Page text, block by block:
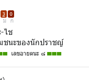
3 0
ม ก
ไช
ชนะของนักปราชญ์
เลขอายตนะ ๘